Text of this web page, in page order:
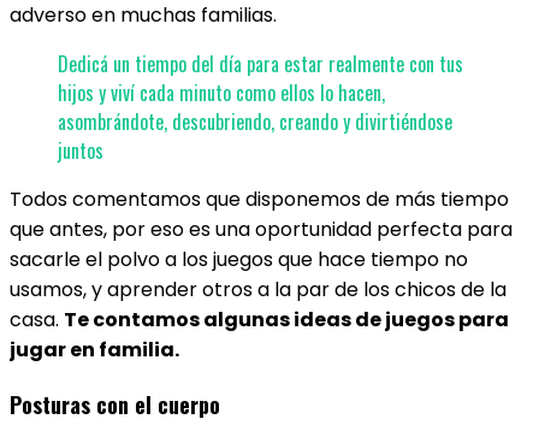
adverso en muchas familias.
Dedicá un tiempo del día para estar realmente con tus
hijos y viví cada minuto como ellos lo hacen,
asombrándote, descubriendo, creando y divirtiéndose
juntos
Todos comentamos que disponemos de más tiempo
que antes, por eso es una oportunidad perfecta para
sacarle el polvo a los juegos que hace tiempo no
usamos, y aprender otros a la par de los chicos de la
casa. Te contamos algunas ideas de juegos para
jugar en familia.
Posturas con el cuerpo